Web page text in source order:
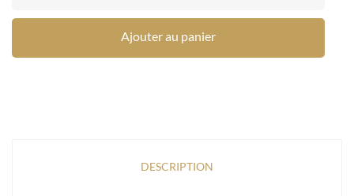
Ajouter au panier
DESCRIPTION